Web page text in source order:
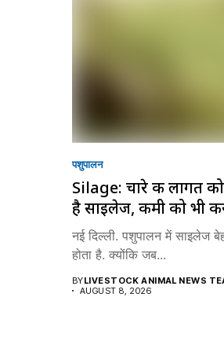
पशुपालन
Silage: चारे की लागत
है साइलेज, कमी को भी
नई दिल्ली. पशुपालन में साइलेज
होता है. क्योंकि जब...
BYLIVESTOCK ANIMAL NEWS
AUGUST 8, 2026